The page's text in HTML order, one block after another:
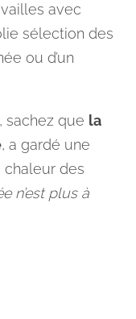
avec
sélection des
ou d’un
sachez que la
, a gardé une
des
n’est plus à